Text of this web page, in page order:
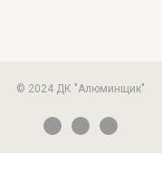
© 2024 ДК "Алюминщик"